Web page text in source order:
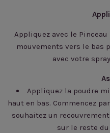
Appliquez avec le
mouvements vers le bas
avec votre
Appliquez la poudre
haut en bas. Commencez
souhaitez un
sur le reste